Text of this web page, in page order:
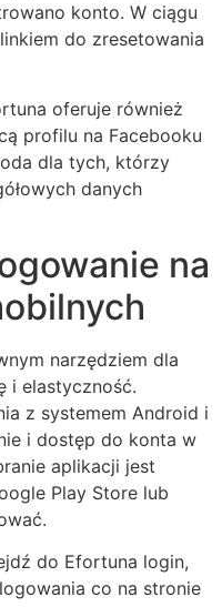
konto. W ciągu
do zresetowania
oferuje również
profilu na Facebooku
dla tych, którzy
danych
na
narzędziem dla
i elastyczność.
z systemem Android i
i dostęp do konta w
aplikacji jest
Play Store lub
do Efortuna login,
co na stronie